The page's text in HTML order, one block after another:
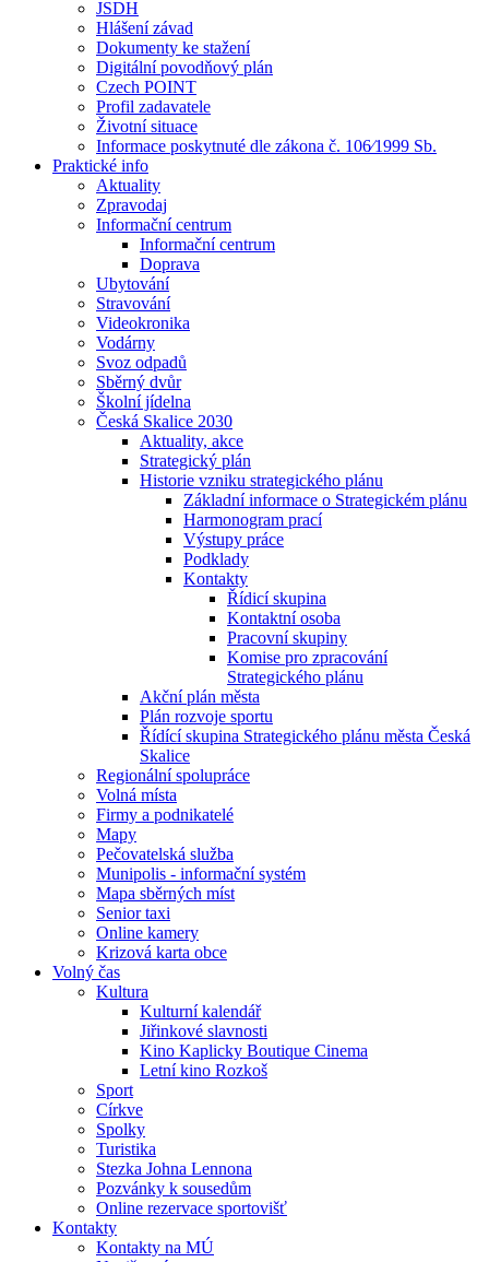
JSDH
Hlášení závad
Dokumenty ke stažení
Digitální povodňový plán
Czech POINT
Profil zadavatele
Životní situace
Informace poskytnuté dle zákona č. 106⁄1999 Sb.
Praktické info
Aktuality
Zpravodaj
Informační centrum
Informační centrum
Doprava
Ubytování
Stravování
Videokronika
Vodárny
Svoz odpadů
Sběrný dvůr
Školní jídelna
Česká Skalice 2030
Aktuality, akce
Strategický plán
Historie vzniku strategického plánu
Základní informace o Strategickém plánu
Harmonogram prací
Výstupy práce
Podklady
Kontakty
Řídicí skupina
Kontaktní osoba
Pracovní skupiny
Komise pro zpracování
Strategického plánu
Akční plán města
Plán rozvoje sportu
Řídící skupina Strategického plánu města Česká
Skalice
Regionální spolupráce
Volná místa
Firmy a podnikatelé
Mapy
Pečovatelská služba
Munipolis - informační systém
Mapa sběrných míst
Senior taxi
Online kamery
Krizová karta obce
Volný čas
Kultura
Kulturní kalendář
Jiřinkové slavnosti
Kino Kaplicky Boutique Cinema
Letní kino Rozkoš
Sport
Církve
Spolky
Turistika
Stezka Johna Lennona
Pozvánky k sousedům
Online rezervace sportovišť
Kontakty
Kontakty na MÚ